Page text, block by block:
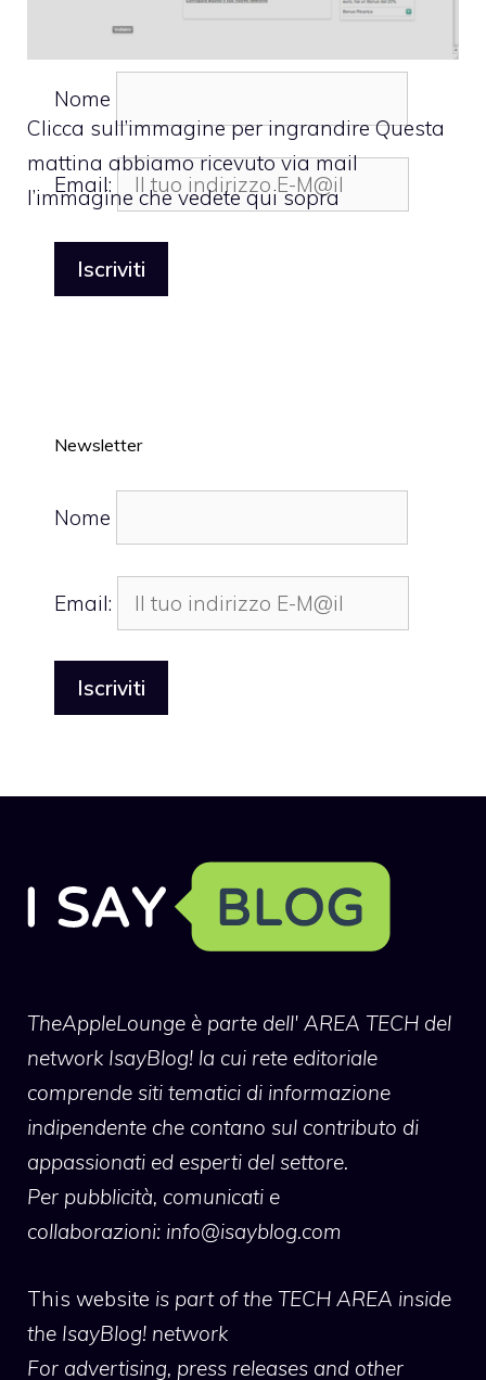
Clicca sull’immagine per ingrandire Questa
mattina abbiamo ricevuto via mail
l’immagine che vedete qui sopra
Nome
Email:
Newsletter
Nome
Email:
TheAppleLounge è parte dell' AREA TECH del
network IsayBlog! la cui rete editoriale
comprende siti tematici di informazione
indipendente che contano sul contributo di
appassionati ed esperti del settore.
Per pubblicità, comunicati e
collaborazioni: info@isayblog.com
This website is part of the TECH AREA inside
the IsayBlog! network
For advertising, press releases and other